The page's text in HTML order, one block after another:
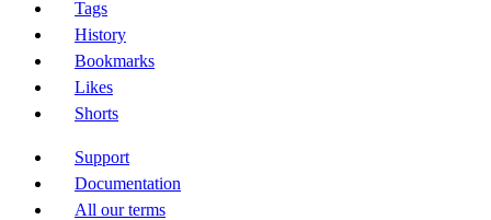
Tags
History
Bookmarks
Likes
Shorts
Support
Documentation
All our terms